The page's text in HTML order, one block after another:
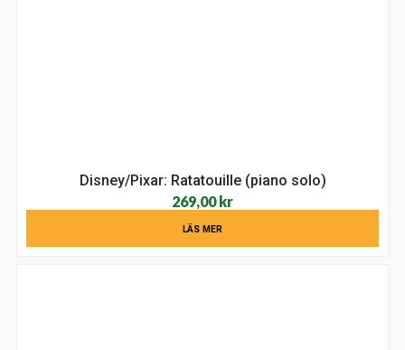
Disney/Pixar: Ratatouille (piano solo)
269,00 kr
LÄS MER